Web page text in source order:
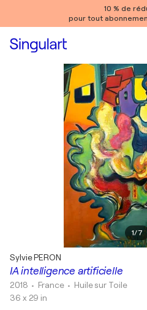
10 % de
pour tout
1/7
IA intelligence artificielle
Sylvie PERON
2018 • France • Huile sur Toile
36 x 29 in